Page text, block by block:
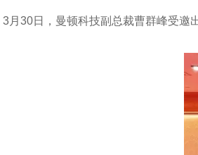
3月30日，曼顿科技副总裁曹群峰受邀